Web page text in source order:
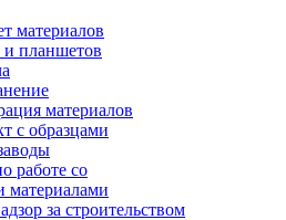
материалов
и планшетов
материалов
с образцами
работе со
материалами
за строительством